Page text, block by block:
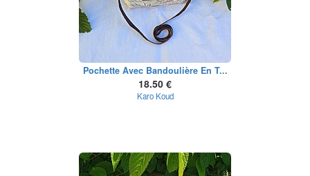
Pochette Avec Bandoulière En T...
18.50 €
Karo Koud